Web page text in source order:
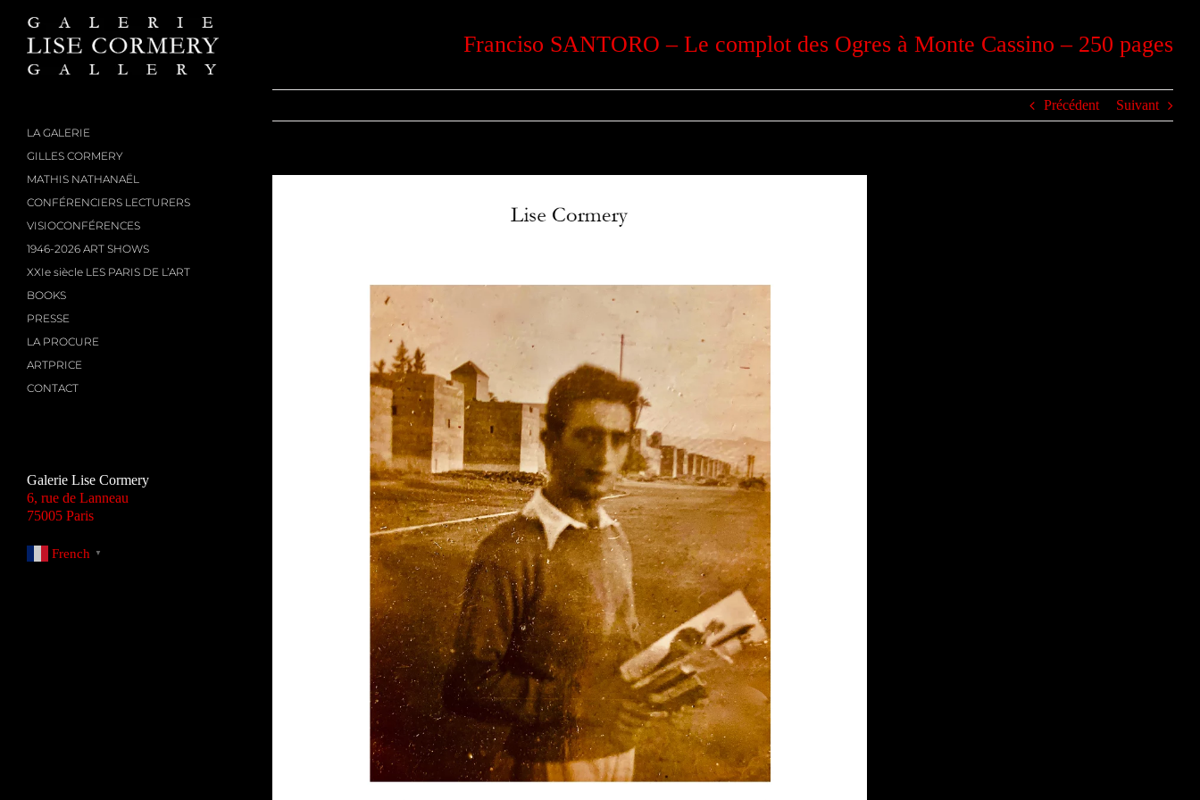
contenu
LA GALERIE
GILLES CORMERY
MATHIS NATHANAËL
CONFÉRENCIERS LECTURERS
VISIOCONFÉRENCES
1946-2026 ART SHOWS
XXIe siècle LES PARIS DE L’ART
BOOKS
PRESSE
LA PROCURE
ARTPRICE
CONTACT
Galerie Lise Cormery
6, rue de Lanneau
75005 Paris
French ▼
Franciso SANTORO – Le complot des Ogres à Monte Cassino – 250 pages
Précédent Suivant